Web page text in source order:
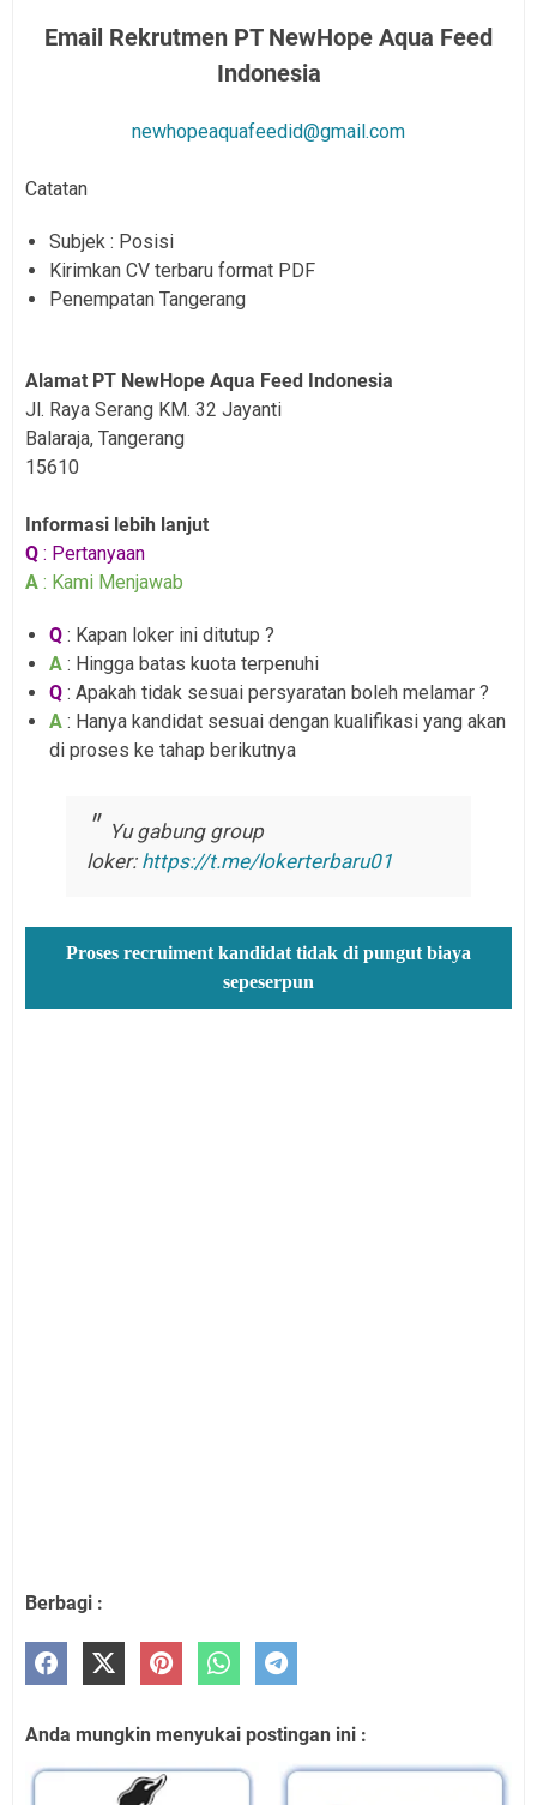
Email Rekrutmen PT NewHope Aqua Feed
Indonesia
newhopeaquafeedid@gmail.com
Catatan
Subjek : Posisi
Kirimkan CV terbaru format PDF
Penempatan Tangerang
Alamat PT NewHope Aqua Feed Indonesia
Jl. Raya Serang KM. 32 Jayanti
Balaraja, Tangerang
15610
Informasi lebih lanjut
Q : Pertanyaan
A : Kami Menjawab
Q : Kapan loker ini ditutup ?
A : Hingga batas kuota terpenuhi
Q : Apakah tidak sesuai persyaratan boleh melamar ?
A : Hanya kandidat sesuai dengan kualifikasi yang akan
di proses ke tahap berikutnya
Yu gabung group
loker: https://t.me/lokerterbaru01
Proses recruiment kandidat tidak di pungut biaya
sepeserpun
Berbagi :
Anda mungkin menyukai postingan ini :